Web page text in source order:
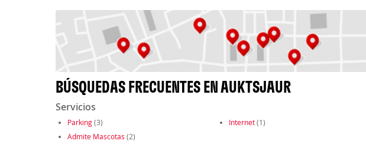
BÚSQUEDAS FRECUENTES EN AUKTSJAUR
Servicios
Parking(3) Internet(1)
Admite Mascotas (2)